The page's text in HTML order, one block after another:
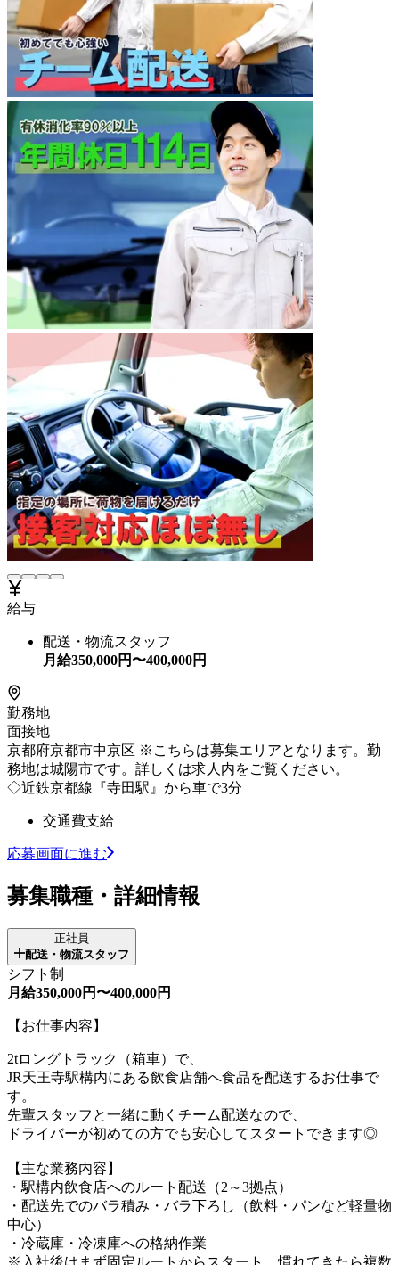
給与
配送・物流スタッフ
月給350,000円〜400,000円
勤務地
面接地
京都府京都市中京区 ※こちらは募集エリアとなります。勤
務地は城陽市です。詳しくは求人内をご覧ください。
◇近鉄京都線『寺田駅』から車で3分
交通費支給
応募画面に進む
募集職種・詳細情報
正社員
配送・物流スタッフ
シフト制
月給350,000円〜400,000円
【お仕事内容】
2tロングトラック（箱車）で、
JR天王寺駅構内にある飲食店舗へ食品を配送するお仕事で
す。
先輩スタッフと一緒に動くチーム配送なので、
ドライバーが初めての方でも安心してスタートできます◎
【主な業務内容】
・駅構内飲食店へのルート配送（2～3拠点）
・配送先でのバラ積み・バラ下ろし（飲料・パンなど軽量物
中心）
・冷蔵庫・冷凍庫への格納作業
※入社後はまず固定ルートからスタート。慣れてきたら複数